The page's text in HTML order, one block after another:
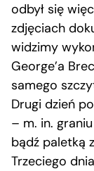
odbył się
zdjęciach
widzimy
George’a
samego
Drugi dzień
– m. in.
bądź paletką
Trzeciego